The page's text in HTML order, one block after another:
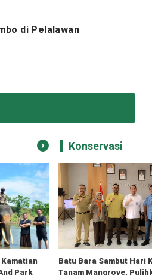
di Pelalawan
Park
Konservasi
Batu Bara Sambut Hari
Tanam Mangrove,